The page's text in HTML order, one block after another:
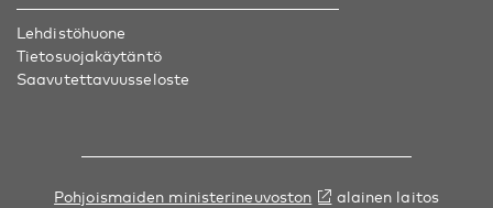
Lehdistöhuone
Tietosuojakäytäntö
Saavutettavuusseloste
Pohjoismaiden ministerineuvoston alainen laitos